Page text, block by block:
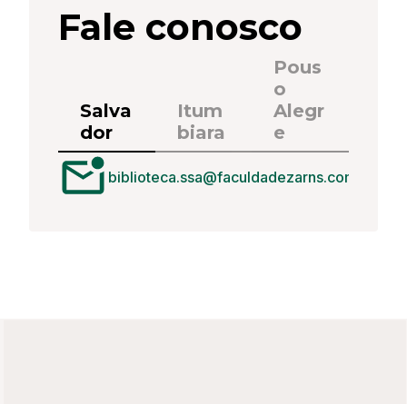
Fale conosco
Salva
dor
Itum
biara
Pous
o
Alegr
e
biblioteca.ssa@faculdadezarns.com.br